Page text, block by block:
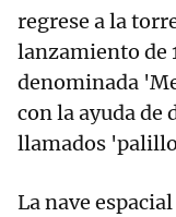
regrese a la
lanzamiento de
denominada
con la ayuda de
llamados
La nave